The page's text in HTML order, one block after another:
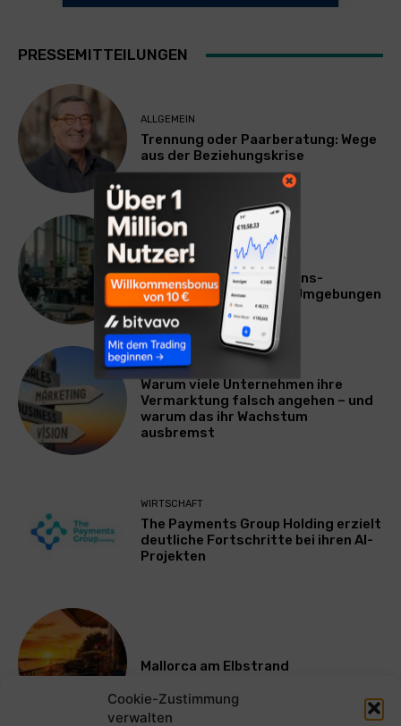
Cookie-Zustimmung
verwalten
PRESSEMITTEILUNGEN
ALLGEMEIN
Trennung oder Paarberatung: Wege
aus der Beziehungskrise
TECHNIK
SourcingBlox startet
CentaurNexus: Operations-
Plattform für Zscaler-Umgebungen
WERBUNG & MARKETING
Warum viele Unternehmen ihre
Vermarktung falsch angehen – und
warum das ihr Wachstum
ausbremst
WIRTSCHAFT
The Payments Group Holding erzielt
deutliche Fortschritte bei ihren AI-
Projekten
Mallorca am Elbstrand